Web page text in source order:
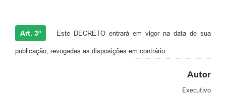
Art. 3º Este DECRETO entrará em vigor na data de sua
publicação, revogadas as disposições em contrário.
Autor
Executivo